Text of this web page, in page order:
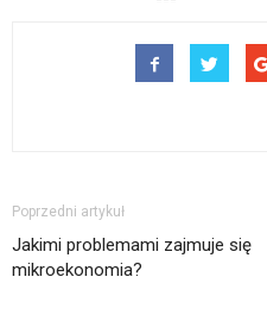
Poprzedni artykuł
Jakimi problemami zajmuje się
mikroekonomia?